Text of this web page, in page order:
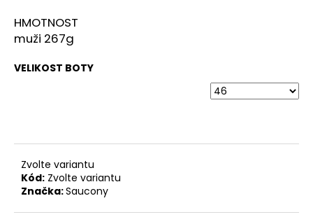
HMOTNOST
muži 267g
VELIKOST BOTY
Zvolte variantu
Kód: Zvolte variantu
Značka:Saucony
e
BOTY
CRAFT
Kč